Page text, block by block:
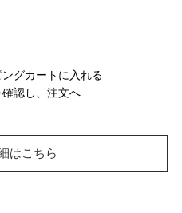
グカートに入れる
認し、注文へ
はこちら